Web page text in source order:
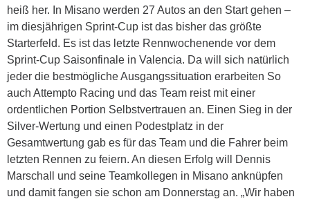
heiß her. In Misano werden 27 Autos an den Start gehen –
im diesjährigen Sprint-Cup ist das bisher das größte
Starterfeld. Es ist das letzte Rennwochenende vor dem
Sprint-Cup Saisonfinale in Valencia. Da will sich natürlich
jeder die bestmögliche Ausgangssituation erarbeiten So
auch Attempto Racing und das Team reist mit einer
ordentlichen Portion Selbstvertrauen an. Einen Sieg in der
Silver-Wertung und einen Podestplatz in der
Gesamtwertung gab es für das Team und die Fahrer beim
letzten Rennen zu feiern. An diesen Erfolg will Dennis
Marschall und seine Teamkollegen in Misano anknüpfen
und damit fangen sie schon am Donnerstag an. „Wir haben